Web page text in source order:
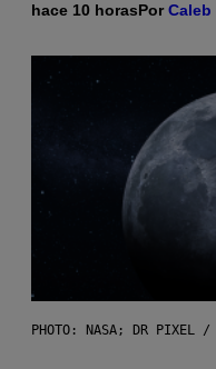
hace 10 horasPorCaleb
PHOTO: NASA; DR PIXEL /